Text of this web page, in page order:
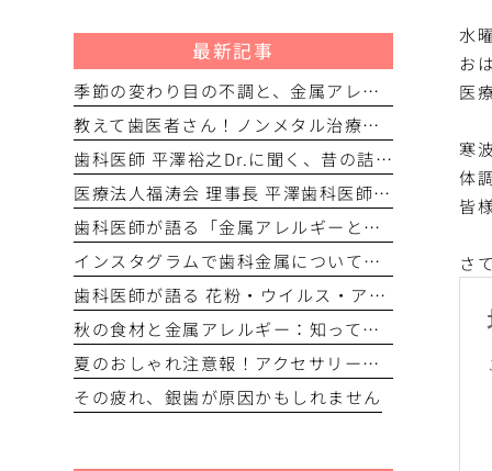
水
お
医
寒
体
皆
さ
最新記事
季節の変わり目の不調と、金属アレルギーのおはなし
教えて歯医者さん！ノンメタル治療について
歯科医師 平澤裕之Dr.に聞く、昔の詰め物「アマルガム」と体への影響
医療法人福涛会 理事長 平澤歯科医師が語る：ガルバニー電流の正体と全身への影響
歯科医師が語る「金属アレルギーと口腔・全身のつながり」〜 長年悩んだ体調不良、その原因は「お口の中の金属」かもしれません 〜
インスタグラムで歯科金属についての記事の紹介をスタートしました
歯科医師が語る 花粉・ウイルス・アレルギーと金属の関係──免疫バランスを整えるために
秋の食材と金属アレルギー：知っておきたい食べ方の工夫
夏のおしゃれ注意報！アクセサリー・化粧品に潜む“金属アレルギー”
その疲れ、銀歯が原因かもしれません